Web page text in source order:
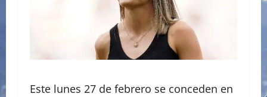
Este lunes 27 de febrero se conceden en